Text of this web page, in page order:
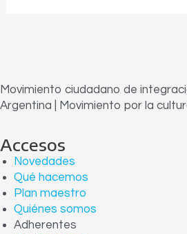
Movimiento ciudadano de
Argentina | Movimiento por la
Accesos
Novedades
Qué hacemos
Plan maestro
Quiénes somos
Adherentes